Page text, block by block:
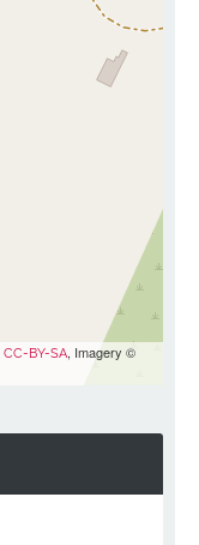
CC-BY-SA, Imagery ©